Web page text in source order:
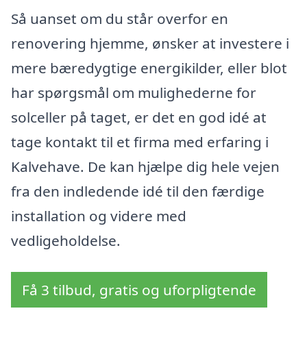
Så uanset om du står overfor en
renovering hjemme, ønsker at investere i
mere bæredygtige energikilder, eller blot
har spørgsmål om mulighederne for
solceller på taget, er det en god idé at
tage kontakt til et firma med erfaring i
Kalvehave. De kan hjælpe dig hele vejen
fra den indledende idé til den færdige
installation og videre med
vedligeholdelse.
Få 3 tilbud, gratis og uforpligtende